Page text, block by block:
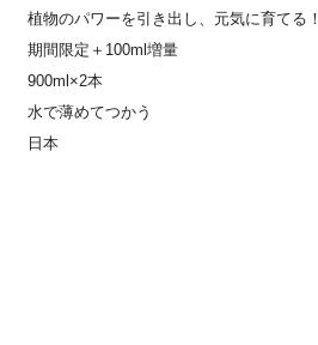
植物のパワーを引き出し、元気に育てる！
期間限定＋100ml増量
900ml×2本
水で薄めてつかう
日本